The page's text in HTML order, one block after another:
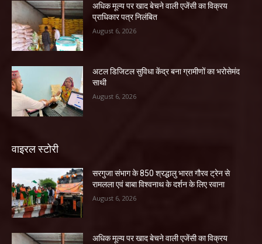
अधिक मूल्य पर खाद बेचने वाली एजेंसी का विक्रय
प्राधिकार पत्र निलंबित
August 6, 2026
अटल डिजिटल सुविधा केंद्र बना ग्रामीणों का भरोसेमंद
साथी
August 6, 2026
वाइरल स्टोरी
सरगुजा संभाग के 850 श्रद्धालु भारत गौरव ट्रेन से
रामलला एवं बाबा विश्वनाथ के दर्शन के लिए रवाना
August 6, 2026
अधिक मूल्य पर खाद बेचने वाली एजेंसी का विक्रय